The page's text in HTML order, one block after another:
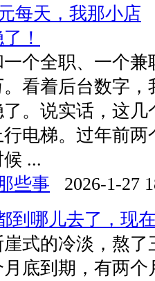
个全职、一个兼
看着后台数字，
。说实话，这几
电梯。过年前两
...
些事
2026-1-27
到哪儿去了，现
式的冷淡，熬了
底到期，有两